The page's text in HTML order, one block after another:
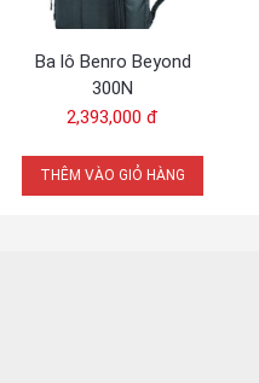
Ngăn đựng áo mưa
Mặt đáy của túi được làm
chất liệu chống thấm nước
lau chùi.
Ba lô Benro Beyond
300N
2,393,000 đ
THÊM VÀO GIỎ HÀNG